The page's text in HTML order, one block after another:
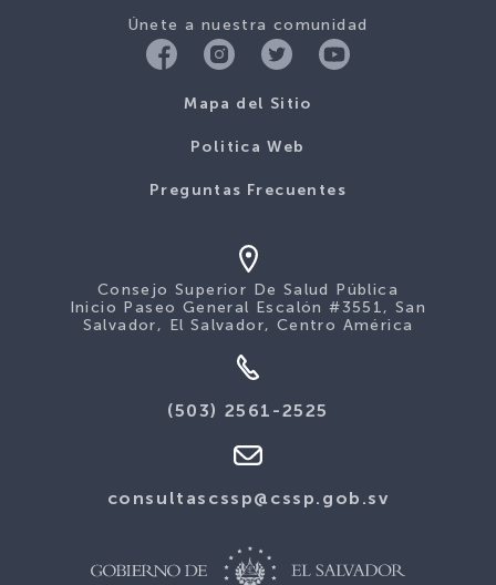
Únete a nuestra comunidad
Mapa del Sitio
Politica Web
Preguntas Frecuentes
Consejo Superior De Salud Pública
Inicio Paseo General Escalón #3551, San
Salvador, El Salvador, Centro América
(503) 2561-2525
consultascssp@cssp.gob.sv